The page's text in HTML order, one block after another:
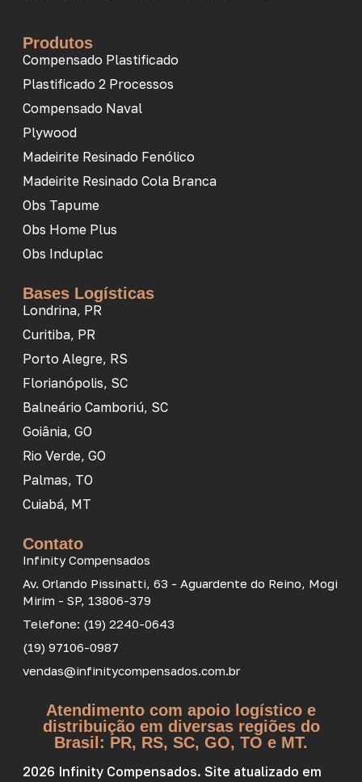
Produtos
Compensado Plastificado
Plastificado 2 Processos
Compensado Naval
Plywood
Madeirite Resinado Fenólico
Madeirite Resinado Cola Branca
Obs Tapume
Obs Home Plus
Obs Induplac
Bases Logísticas
Londrina, PR
Curitiba, PR
Porto Alegre, RS
Florianópolis, SC
Balneário Camboriú, SC
Goiânia, GO
Rio Verde, GO
Palmas, TO
Cuiabá, MT
Contato
Infinity Compensados
Av. Orlando Pissinatti, 63 - Aguardente do Reino, Mogi
Mirim - SP, 13806-379
Telefone: (19) 2240-0643
(19) 97106-0987
vendas@infinitycompensados.com.br
Atendimento com apoio logístico e
distribuição em diversas regiões do
Brasil: PR, RS, SC, GO, TO e MT.
2026 Infinity Compensados. Site atualizado em